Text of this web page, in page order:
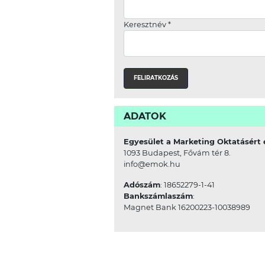
Keresztnév *
ADATOK
Egyesület a Marketing Oktatásért
1093 Budapest, Fővám tér 8.
info@emok.hu
Adószám: 18652279-1-41
Bankszámlaszám:
Magnet Bank 16200223-10038989